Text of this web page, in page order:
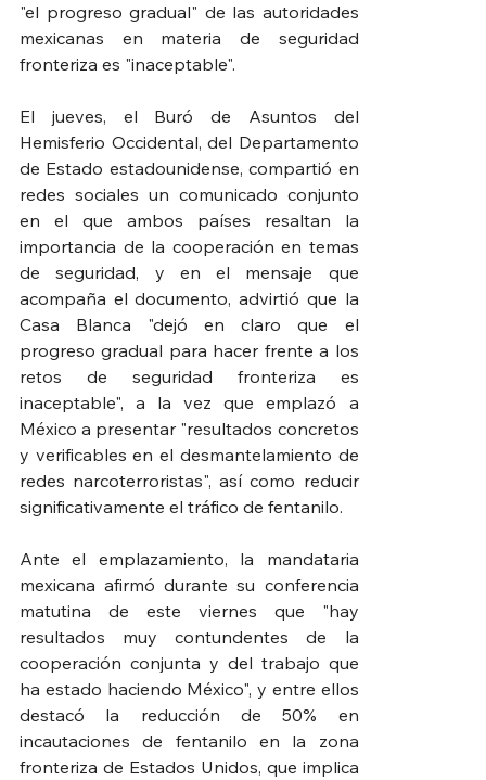
"el progreso gradual" de las autoridades
mexicanas en materia de seguridad
fronteriza es "inaceptable".
El jueves, el Buró de Asuntos del
Hemisferio Occidental, del Departamento
de Estado estadounidense, compartió en
redes sociales un comunicado conjunto
en el que ambos países resaltan la
importancia de la cooperación en temas
de seguridad, y en el mensaje que
acompaña el documento, advirtió que la
Casa Blanca "dejó en claro que el
progreso gradual para hacer frente a los
retos de seguridad fronteriza es
inaceptable", a la vez que emplazó a
México a presentar "resultados concretos
y verificables en el desmantelamiento de
redes narcoterroristas", así como reducir
significativamente el tráfico de fentanilo.
Ante el emplazamiento, la mandataria
mexicana afirmó durante su conferencia
matutina de este viernes que "hay
resultados muy contundentes de la
cooperación conjunta y del trabajo que
ha estado haciendo México", y entre ellos
destacó la reducción de 50% en
incautaciones de fentanilo en la zona
fronteriza de Estados Unidos, que implica